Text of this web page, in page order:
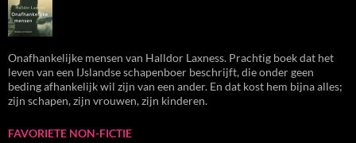
Onafhankelijke mensen van Halldor Laxness. Prachtig boek dat het
leven van een IJslandse schapenboer beschrijft, die onder geen
beding afhankelijk wil zijn van een ander. En dat kost hem bijna alles;
zijn schapen, zijn vrouwen, zijn kinderen.
FAVORIETE NON-FICTIE